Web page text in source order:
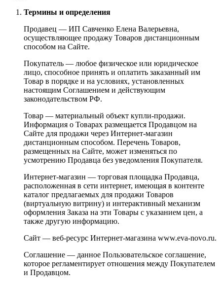
Термины и определения
Продавец — ИП Савченко Елена Валерьевна,
осуществляющее продажу Товаров дистанционным
способом на Сайте.
Покупатель — любое физическое или юридическое
лицо, способное принять и оплатить заказанный им
Товар в порядке и на условиях, установленных
настоящим Соглашением и действующим
законодательством РФ.
Товар — материальный объект купли-продажи.
Информация о Товарах размещается Продавцом на
Сайте для продажи через Интернет-магазин
дистанционным способом. Перечень Товаров,
размещенных на Сайте, может изменяться по
усмотрению Продавца без уведомления Покупателя.
Интернет-магазин — торговая площадка Продавца,
расположенная в сети интернет, имеющая в контенте
каталог предлагаемых для продажи Товаров
(виртуальную витрину) и интерактивный механизм
оформления Заказа на эти Товары с указанием цен, а
также другую информацию.
Сайт — веб-ресурс Интернет-магазина www.eva-novo.ru.
Соглашение — данное Пользовательское соглашение,
которое регламентирует отношения между Покупателем
и Продавцом.